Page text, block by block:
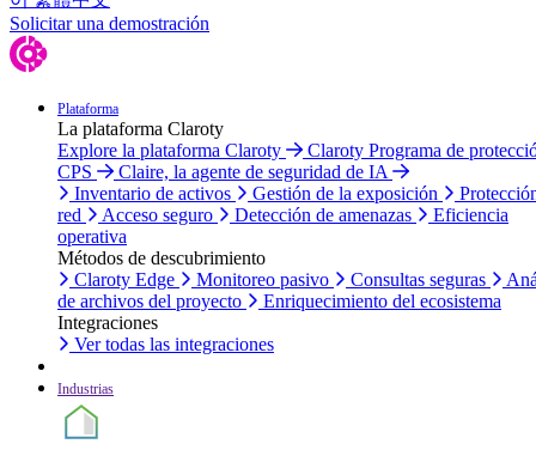
Solicitar una demostración
Plataforma
La plataforma Claroty
Explore la plataforma Claroty
Claroty Programa de
CPS
Claire, la agente de seguridad de IA
Inventario de activos
Gestión de la exposición
red
Acceso seguro Detección de amenazas
Eficiencia
operativa
Métodos de descubrimiento
Claroty Edge
Monitoreo pasivo Consultas seguras
de archivos del proyecto
Enriquecimiento del ecosistema
Integraciones
Ver todas las integraciones
Industrias